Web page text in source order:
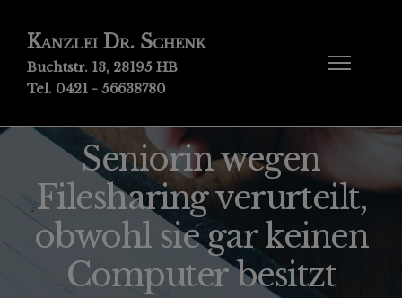
Kanzlei Dr. Schenk
Buchtstr. 13, 28195 HB
Tel. 0421 - 56638780
Seniorin wegen
Filesharing verurteilt,
obwohl sie gar keinen
Computer besitzt